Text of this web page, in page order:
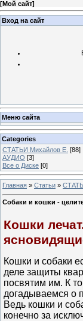
[Мой сайт]
Вход на сайт
Меню сайта
Categories
СТАТЬИ Михайлов Е. [88]
АУДИО [3]
Все о Диске [0]
Главная » Статьи »
Собаки и кошки -
Кошки
Кошки и собаки
деле защиты
посвятим им. К
догадываемся о
Ведь кошки и
конечно за